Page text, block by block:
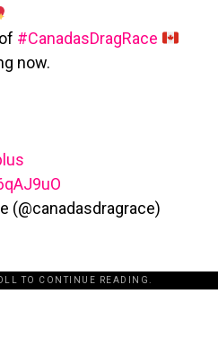
#CanadasDragRace
now.
(@canadasdragrace)
TO CONTINUE READING.